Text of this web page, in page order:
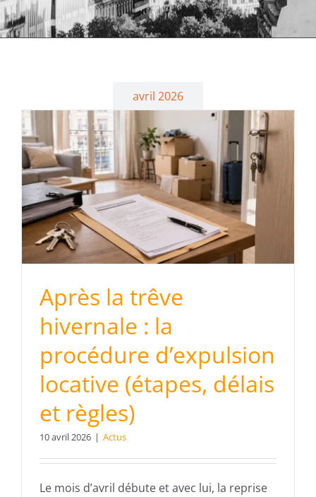
avril 2026
Après la trêve
hivernale : la
procédure d’expulsion
locative (étapes, délais
et règles)
10 avril 2026 | Actus
Le mois d’avril débute et avec lui, la reprise